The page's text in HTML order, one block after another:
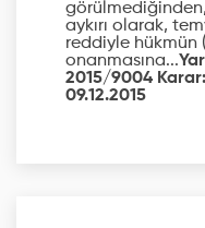
aykırı olarak,
reddiyle hükmün
onanmasına...
2015/9004 Karar:
09.12.2015